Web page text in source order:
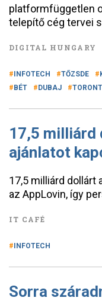
platformfüggetlen
telepítő cég tervei
DIGITAL HUNGARY
INFOTECH TŐZSDE
BÉT
DUBAJ
17,5 milliárd
ajánlatot
17,5 milliárd dollárt
az AppLovin, így
IT CAFÉ
INFOTECH
Sorra